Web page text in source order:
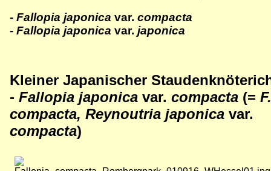
- Fallopia japonica var. compacta
- Fallopia japonica var. japonica
Kleiner Japanischer
- Fallopia japonica var. compacta (= F.
compacta, Reynoutria japonica var.
compacta)
Bild